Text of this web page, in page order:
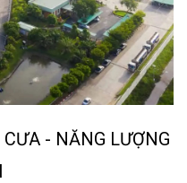
- NĂNG LƯỢNG